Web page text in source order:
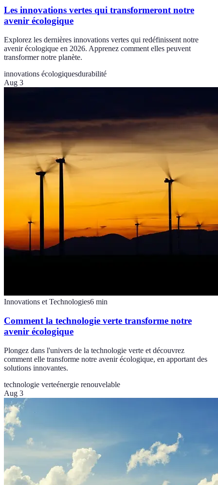
Les innovations vertes qui transformeront notre
avenir écologique
Explorez les dernières innovations vertes qui redéfinissent notre
avenir écologique en 2026. Apprenez comment elles peuvent
transformer notre planète.
innovations écologiquesdurabilité
Aug 3
Innovations et Technologies6 min
Comment la technologie verte transforme notre
avenir écologique
Plongez dans l'univers de la technologie verte et découvrez
comment elle transforme notre avenir écologique, en apportant des
solutions innovantes.
technologie verteénergie renouvelable
Aug 3